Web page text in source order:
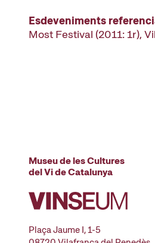
Esdeveniments
Most Festival (2011: 1r),
Museu de les Cultures
del Vi de Catalunya
Plaça Jaume I, 1-5